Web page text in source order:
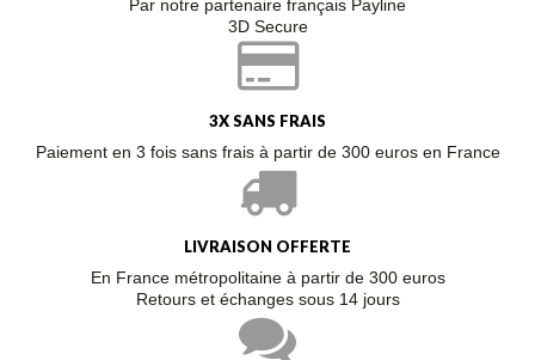
Par notre partenaire français Payline
3D Secure
3X SANS FRAIS
Paiement en 3 fois sans frais à partir de 300 euros en France
LIVRAISON OFFERTE
En France métropolitaine à partir de 300 euros
Retours et échanges sous 14 jours